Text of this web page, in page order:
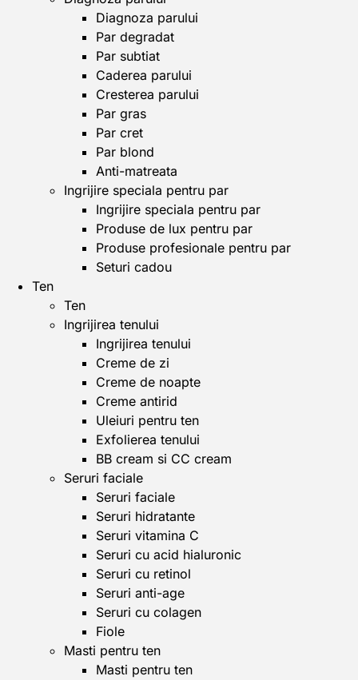
Diagnoza parului
Par degradat
Par subtiat
Caderea parului
Cresterea parului
Par gras
Par cret
Par blond
Anti-matreata
Ingrijire speciala pentru par
Ingrijire speciala pentru par
Produse de lux pentru par
Produse profesionale pentru par
Seturi cadou
Ten
Ten
Ingrijirea tenului
Ingrijirea tenului
Creme de zi
Creme de noapte
Creme antirid
Uleiuri pentru ten
Exfolierea tenului
BB cream si CC cream
Seruri faciale
Seruri faciale
Seruri hidratante
Seruri vitamina C
Seruri cu acid hialuronic
Seruri cu retinol
Seruri anti-age
Seruri cu colagen
Fiole
Masti pentru ten
Masti pentru ten